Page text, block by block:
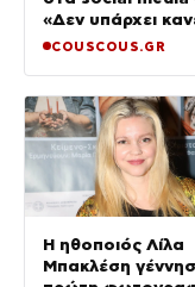
«Δεν υπάρχει
λόγος να
COUSCOUS.GR
Η ηθοποιός Λίλα
Μπακλέση